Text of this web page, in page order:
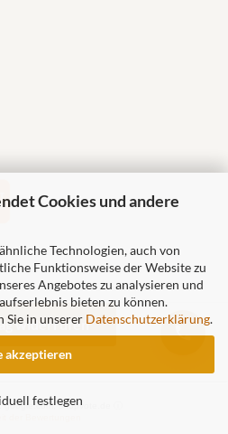
Cookies und andere
Technologien, auch von
Funktionsweise der Website zu
Angebotes zu analysieren und
bieten zu können.
Sie in unserer Datenschutzerklärung.
akzeptieren
festlegen
widerrufen
google.com, shopvote.de ⓘ